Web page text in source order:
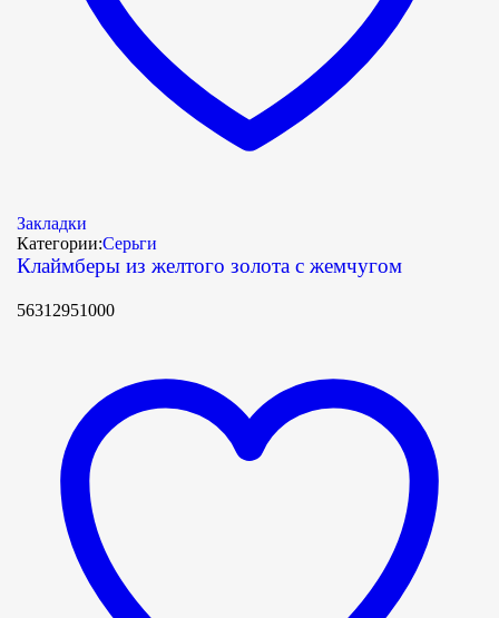
Закладки
Категории:Серьги
Клаймберы из желтого золота с жемчугом
56312951000